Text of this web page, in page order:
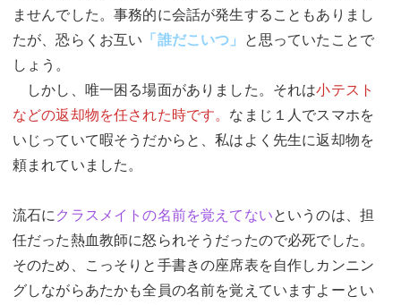
ませんでした。事務的に会話が発生することもありまし
たが、恐らくお互い 「誰だこいつ」 と思っていたことで
しょう。
しかし、唯一困る場面がありました。それは小テスト
などの返却物を任された時です。 なまじ１人でスマホを
いじっていて暇そうだからと、私はよく先生に返却物を
頼まれていました。
流石にクラスメイトの名前を覚えてないというのは、担
任だった熱血教師に怒られそうだったので必死でした。
そのため、こっそりと手書きの座席表を自作しカンニン
グしながらあたかも全員の名前を覚えていますよーとい